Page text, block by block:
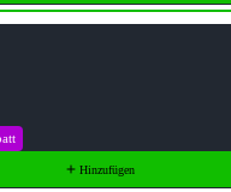
Hinzufügen